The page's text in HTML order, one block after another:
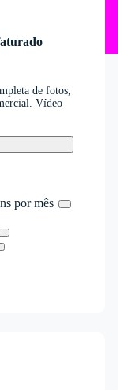
de fotos,
Vídeo
por mês